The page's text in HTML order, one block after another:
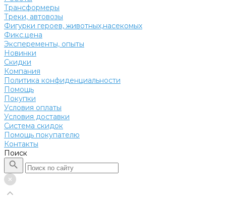
Трансформеры
Треки, автовозы
Фигурки героев, животных,насекомых
Фикс.цена
Эксперементы, опыты
Новинки
Скидки
Компания
Политика конфиденциальности
Помощь
Покупки
Условия оплаты
Условия доставки
Система скидок
Помощь покупателю
Контакты
Поиск